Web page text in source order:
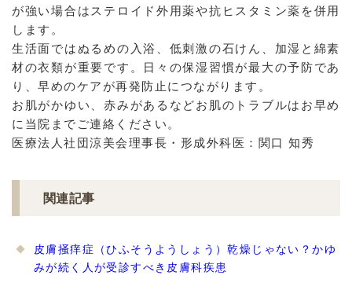
が強い場合はステロイド外用薬や抗ヒスタミン薬を併用
します。
生活面ではぬるめの入浴、低刺激の石けん、加湿と綿素
材の衣類が重要です。日々の保湿習慣が最大の予防であ
り、早めのケアが再発防止につながります。
お肌がかゆい、赤みがあるなどお肌のトラブルはお早め
に当院までご連絡ください。
医療法人社団涼美会理事長・形成外科医：関口 知秀
関連記事
皮膚掻痒症（ひふそうようしょう）乾燥じゃない？かゆ
みが続く人が受診すべき皮膚科疾患